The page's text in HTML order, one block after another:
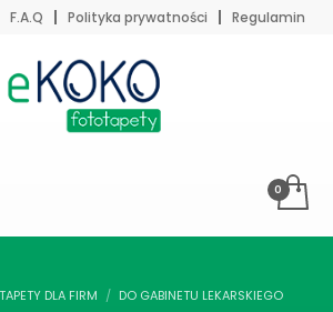
F.A.Q Polityka prywatności Regulamin
DLA FIRM
DO GABINETU LEKARSKIEGO